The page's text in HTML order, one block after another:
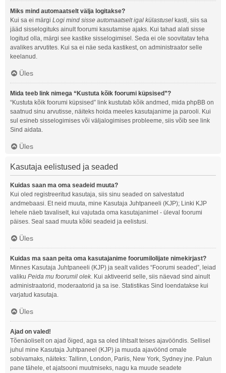
Miks mind automaatselt välja logitakse?
Kui sa ei märgi Logi mind sisse automaatselt igal külastusel kasti, siis sa
jääd sisselogituks ainult foorumi kasutamise ajaks. Kui tahad alati sisse
logitud olla, märgi see kastike sisselogimisel. Seda ei ole soovitatav teha
avalikes arvutites. Kui sa ei näe seda kastikest, on administraator selle
keelanud.
Üles
Mida teeb link nimega “Kustuta kõik foorumi küpsised”?
“Kustuta kõik foorumi küpsised” link kustutab kõik andmed, mida phpBB on
saatnud sinu arvutisse, näiteks hoida meeles kasutajanime ja parooli. Kui
sul esineb sisselogimises või väljalogimises probleeme, siis võib see link
Sind aidata.
Üles
Kasutaja eelistused ja seaded
Kuidas saan ma oma seadeid muuta?
Kui oled registreeritud kasutaja, siis sinu seaded on salvestatud
andmebaasi. Et neid muuta, mine Kasutaja Juhtpaneeli (KJP); Linki KJP
lehele näeb tavaliselt, kui vajutada oma kasutajanimel - üleval foorumi
päises. Seal saad muuta kõiki seadeid ja eelistusi.
Üles
Kuidas ma saan peita oma kasutajanime foorumilolijate nimekirjast?
Minnes Kasutaja Juhtpaneeli (KJP) ja sealt valides “Foorumi seaded”, leiad
valiku Peida mu foorumil olek. Kui aktiveerid selle, siis näevad sind ainult
administraatorid, moderaatorid ja sa ise. Statistikas Sind loendatakse kui
varjatud kasutaja.
Üles
Ajad on valed!
Tõenäoliselt on ajad õiged, aga sa oled lihtsalt teises ajavööndis. Sellisel
juhul mine Kasutaja Juhtpaneel (KJP) ja muuda ajavöönd omale
sobivamaks, näiteks: Tallinn, London, Pariis, New York, Sydney jne. Palun
pane tähele, et ajatsooni muutmiseks, nagu ka muude seadete